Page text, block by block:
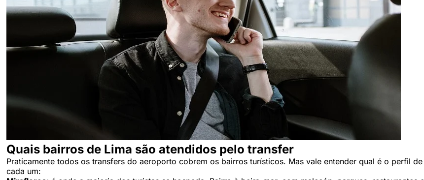
Quais bairros de Lima são atendidos pelo transfer
Praticamente todos os transfers do aeroporto cobrem os bairros turísticos. Mas vale entender qual é o perfil de
cada um: